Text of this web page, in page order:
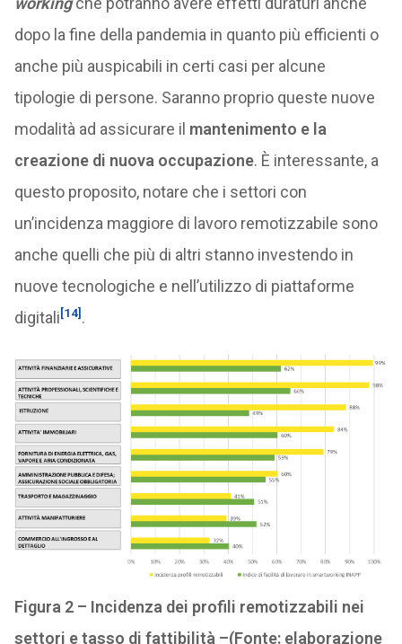
dopo la fine della pandemia in quanto più efficienti o
anche più auspicabili in certi casi per alcune
tipologie di persone. Saranno proprio queste nuove
modalità ad assicurare il mantenimento e la
creazione di nuova occupazione. È interessante, a
questo proposito, notare che i settori con
un’incidenza maggiore di lavoro remotizzabile sono
anche quelli che più di altri stanno investendo in
nuove tecnologiche e nell’utilizzo di piattaforme
digitali[14] .
Figura 2 – Incidenza dei profili remotizzabili nei
settori e tasso di fattibilità –(Fonte: elaborazione